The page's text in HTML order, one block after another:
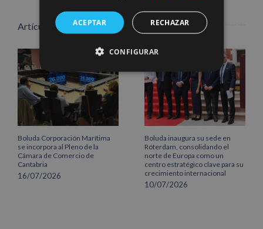
Artículos relacionados
Boluda Corporación Marítima
se incorpora al Pleno de la
Cámara de Comercio de
Cantabria
16/07/2026
Boluda inaugura su sede en
Róterdam, consolidando el
norte de Europa como un
centro estratégico clave para su
crecimiento internacional
10/07/2026
ACEPTAR RECHAZAR
CONFIGURAR